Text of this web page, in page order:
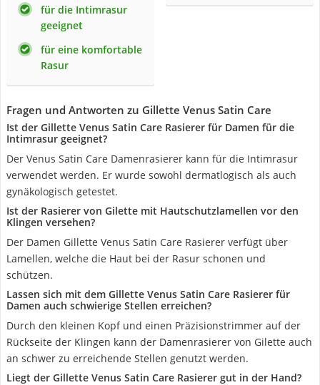
für die Intimrasur
geeignet
für eine komfortable
Rasur
Fragen und Antworten zu Gillette Venus Satin Care
Ist der Gillette Venus Satin Care Rasierer für Damen für die
Intimrasur geeignet?
Der Venus Satin Care Damenrasierer kann für die Intimrasur
verwendet werden. Er wurde sowohl dermatlogisch als auch
gynäkologisch getestet.
Ist der Rasierer von Gilette mit Hautschutzlamellen vor den
Klingen versehen?
Der Damen Gillette Venus Satin Care Rasierer verfügt über
Lamellen, welche die Haut bei der Rasur schonen und
schützen.
Lassen sich mit dem Gillette Venus Satin Care Rasierer für
Damen auch schwierige Stellen erreichen?
Durch den kleinen Kopf und einen Präzisionstrimmer auf der
Rückseite der Klingen kann der Damenrasierer von Gilette auch
an schwer zu erreichende Stellen genutzt werden.
Liegt der Gillette Venus Satin Care Rasierer gut in der Hand?